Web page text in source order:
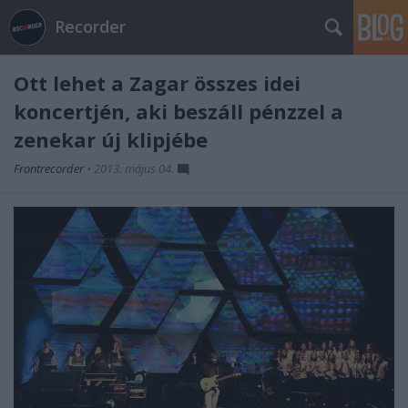
Recorder
Ott lehet a Zagar összes idei
koncertjén, aki beszáll pénzzel a
zenekar új klipjébe
Frontrecorder • 2013. május 04.